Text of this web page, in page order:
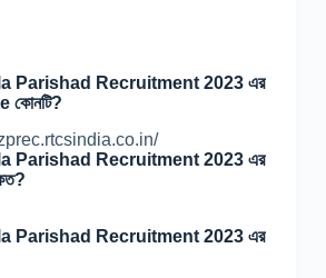
Parishad Recruitment 2023 এর
Parishad Recruitment 2023 এর
Parishad Recruitment 2023 এর